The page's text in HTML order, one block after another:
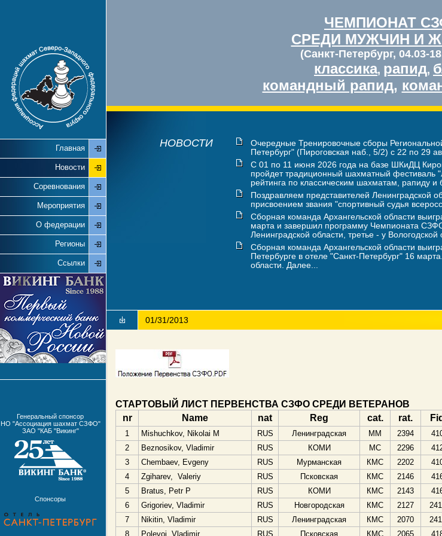
ЧЕМПИОНАТ
СРЕДИ МУЖЧИН И
(Санкт-Петербург, 04.03-
классика, рапид,
командный рапид,
Главная
Новости
Соревнования
Мероприятия
О федерации
Регионы
Ссылки
Генеральный спонсор
НО "Ассоциация шахмат СЗФО"
ЗАО "КАБ "Викинг"
Спонсоры
НОВОСТИ
Очередные Тренировочные сборы
Петербург" (Пироговская наб., 5/2) с 22 по 29
С 01 по 11 июня 2026 года на базе ШКиДЦ
пройдет традиционный шахматный фестиваль
рейтинга по классическим шахматам, рапиду
Поздравляем представителей
присвоением звания "спортивный судья
Сборная команда Архангельской области
марта и завершил программу Чемпионата
Ленинградской области, третье - у
Сборная команда Архангельской области
Петербурге в отеле "Санкт-Петербург" 16
области. Далее...
01/31/2013
СТАРТОВЫЙ ЛИСТ ПЕРВЕНСТВА СЗФО СРЕДИ ВЕТЕРАНОВ
nr
Name nat Reg cat. rat.
1 Mishuchkov, Nikolai M RUS Ленинградская ММ 2394
2
Beznosikov, Vladimir RUS КОМИ МС 2296
3
Chembaev, Evgeny RUS Мурманская КМС 2202
4
Zgiharev, Valeriy RUS Псковская КМС 2146
5
Bratus, Petr P RUS КОМИ КМС 2143
6
Grigoriev, Vladimir RUS Новгородская КМС 2127
7
Nikitin, Vladimir RUS Ленинградская КМС 2070
8
Polevoi, Vladimir RUS Псковская КМС 2065